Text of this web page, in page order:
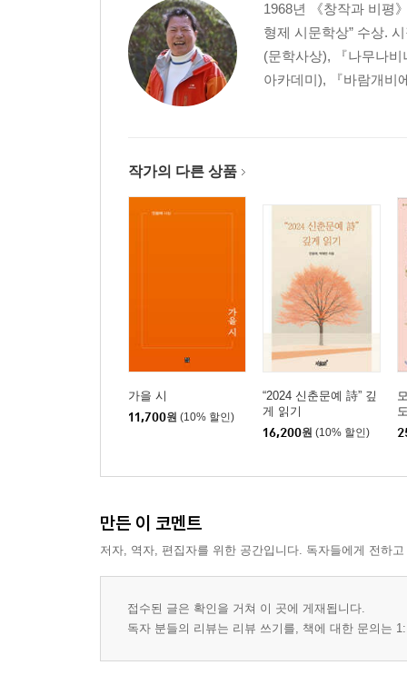
1968년 《창작과 비평
형제 시문학상” 수상.
(문학사상), 『나무나
아카데미), 『바람개비
작가의 다른 상품
가을 시
11,700원 (10% 할인)
“2024 신춘문예 詩” 깊
게 읽기
16,200원 (10% 할인)
만든 이 코멘트
저자, 역자, 편집자를 위한 공간입니다. 독자들에게 전하
접수된 글은 확인을 거쳐 이 곳에 게재됩니다.
독자 분들의 리뷰는 리뷰 쓰기를, 책에 대한 문의는